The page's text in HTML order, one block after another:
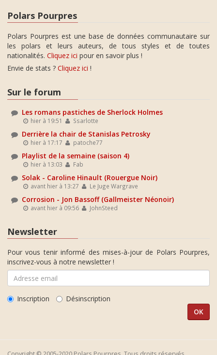
Polars Pourpres
Polars Pourpres est une base de données communautaire sur
les polars et leurs auteurs, de tous styles et de toutes
nationalités. Cliquez ici pour en savoir plus !
Envie de stats ? Cliquez ici !
Sur le forum
Les romans pastiches de Sherlock Holmes
hier à 19:51 Ssarlotte
Derrière la chair de Stanislas Petrosky
hier à 17:17 patoche77
Playlist de la semaine (saison 4)
hier à 13:03 Fab
Solak - Caroline Hinault (Rouergue Noir)
avant hier à 13:27 Le Juge Wargrave
Corrosion - Jon Bassoff (Gallmeister Néonoir)
avant hier à 09:56 JohnSteed
Newsletter
Pour vous tenir informé des mises-à-jour de Polars Pourpres,
inscrivez-vous à notre newsletter !
Inscription Désinscription